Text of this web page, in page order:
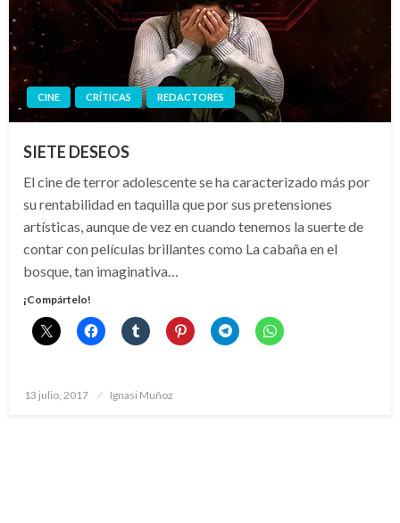
CINE CRÍTICAS REDACTORES
SIETE DESEOS
El cine de terror adolescente se ha caracterizado más por
su rentabilidad en taquilla que por sus pretensiones
artísticas, aunque de vez en cuando tenemos la suerte de
contar con películas brillantes como La cabaña en el
bosque, tan imaginativa…
¡Compártelo!
Publicado
13 julio, 2017 Ignasi Muñoz